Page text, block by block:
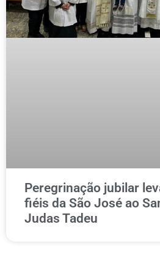
Peregrinação jubilar
fiéis da São José ao
Judas Tadeu